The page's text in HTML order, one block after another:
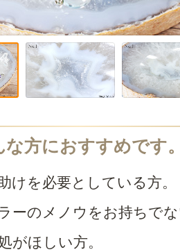
けを必要としている方。
ーのメノウをお持ちで
がほしい方。